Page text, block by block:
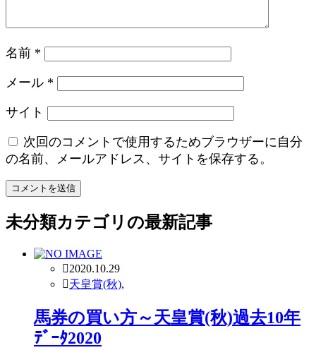
名前 *
メール *
サイト
次回のコメントで使用するためブラウザーに自分
の名前、メールアドレス、サイトを保存する。
未分類カテゴリの最新記事
2020.10.29
天皇賞(秋),
馬券の買い方～天皇賞(秋)過去10年
ﾃﾞｰﾀ2020